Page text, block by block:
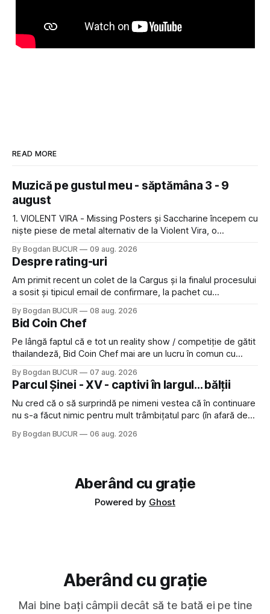
READ MORE
Muzică pe gustul meu - săptămâna 3 - 9
august
1. VIOLENT VIRA - Missing Posters și Saccharine începem cu
niște piese de metal alternativ de la Violent Vira, o
acest gen. E genul de muzică pe care îl ascultam cu plăcere
acum 15-20 de ani și mă bucur să văd
By Bogdan BUCUR 09 aug. 2026
Despre rating-uri
Am primit recent un colet de la Cargus și la finalul procesului
a sosit și tipicul email de confirmare, la pachet cu
feedback-ului și eram în toate bune, de data asta am dat
click să le las un rating. Un 5
By Bogdan BUCUR 08 aug. 2026
Bid Coin Chef
Pe lângă faptul că e tot un reality show / competiție de gătit
thailandeză, Bid Coin Chef mai are un lucru în comun cu
lăsat rece la prima vedere, după care m-a făcut să mă
îndrăgostesc de el. Nu mi-a plăcut faptul
By Bogdan BUCUR 07 aug. 2026
Parcul Șinei - XV - captivi în largul... bălții
Nu cred că o să surprindă pe nimeni vestea că în continuare
nu s-a făcut nimic pentru mult trâmbițatul parc (în afară de
timp pui și latră prin gard la lumea care trece prin zonă). Am
By Bogdan BUCUR 06 aug. 2026
Aberând cu grație
Powered by Ghost
Aberând cu grație
Mai bine bați câmpii decât să te bată ei pe tine